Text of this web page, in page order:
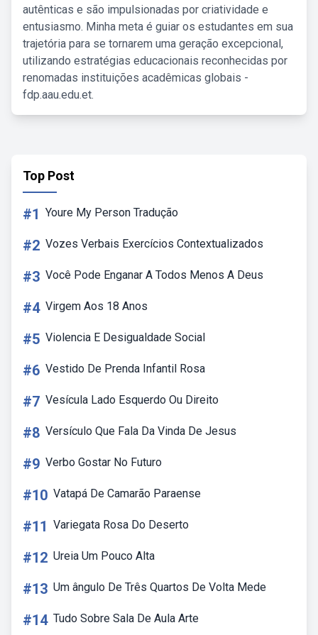
autênticas e são impulsionadas por criatividade e
entusiasmo. Minha meta é guiar os estudantes em sua
trajetória para se tornarem uma geração excepcional,
utilizando estratégias educacionais reconhecidas por
renomadas instituições acadêmicas globais -
fdp.aau.edu.et.
Top Post
#1 Youre My Person Tradução
#2 Vozes Verbais Exercícios Contextualizados
#3 Você Pode Enganar A Todos Menos A Deus
#4 Virgem Aos 18 Anos
#5 Violencia E Desigualdade Social
#6 Vestido De Prenda Infantil Rosa
#7 Vesícula Lado Esquerdo Ou Direito
#8 Versículo Que Fala Da Vinda De Jesus
#9 Verbo Gostar No Futuro
#10 Vatapá De Camarão Paraense
#11 Variegata Rosa Do Deserto
#12 Ureia Um Pouco Alta
#13 Um ângulo De Três Quartos De Volta Mede
#14 Tudo Sobre Sala De Aula Arte